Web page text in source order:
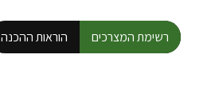
רשימת המצרכים הוראות ההכנה